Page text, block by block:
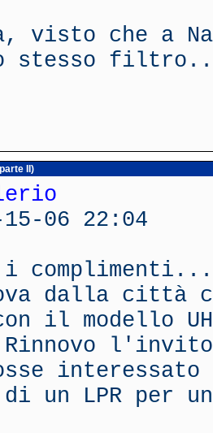
visto che a
stesso
II)
06 22:04
dalla città
il modello
di un LPR per